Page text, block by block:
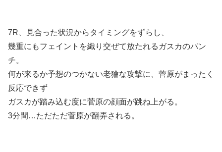
7R、見合った状況からタイミングをずらし、
幾重にもフェイントを織り交ぜて放たれるガスカのパン
チ。
何が来るか予想のつかない老獪な攻撃に、菅原がまったく
反応できず
ガスカが踏み込む度に菅原の顔面が跳ね上がる。
3分間…ただただ菅原が翻弄される。